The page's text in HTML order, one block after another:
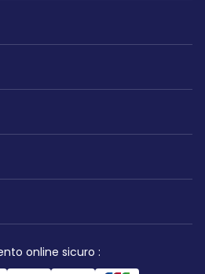
online sicuro :